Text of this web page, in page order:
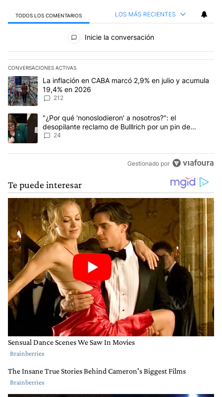
TODOS LOS COMENTARIOS LOS MÁS RECIENTES
Todos los comentarios
Inicie la conversación
CONVERSACIONES ACTIVAS
Este listado muestra los artículos con más comentarios en los
Un artículo de tendencia con el título "La inflación en CABA
La inflación en CABA marcó 2,9% en julio y acumula
19,4% en 2026
212
Un artículo de tendencia con el título ""¿Por qué 'nonoslodieron'
"¿Por qué 'nonoslodieron' a nosotros?": el
desopilante reclamo de Bulllrich por un pin de
Malvinas
24
Gestionado por